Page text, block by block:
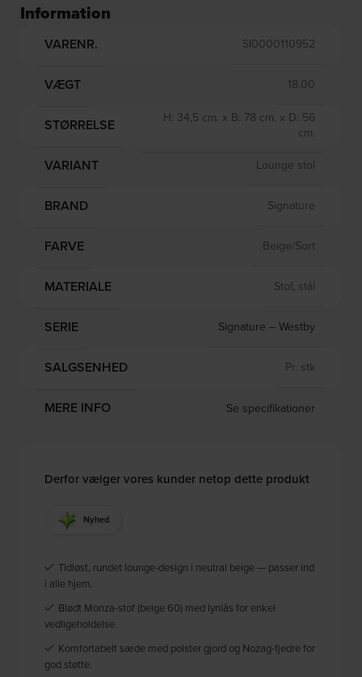
Information
VARENR. SI0000110952
VÆGT 18,00
STØRRELSE
H: 34,5 cm. x B: 78 cm. x D: 56
cm.
VARIANT Lounge stol
BRAND Signature
FARVE Beige/Sort
MATERIALE Stof, stål
SERIE Signature – Westby
SALGSENHED Pr. stk
MERE INFO Se specifikationer
Derfor vælger vores kunder netop dette produkt
Nyhed
Tidløst, rundet lounge-design i neutral beige — passer ind
i alle hjem.
Blødt Monza-stof (beige 60) med lynlås for enkel
vedligeholdelse.
Komfortabelt sæde med polster gjord og Nozag-fjedre for
god støtte.